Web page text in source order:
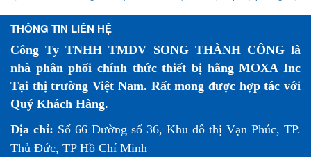
THÔNG TIN LIÊN HỆ
Công Ty TNHH TMDV SONG THÀNH CÔNG là
nhà phân phối chính thức thiết bị hãng MOXA Inc
Tại thị trường Việt Nam. Rất mong được hợp tác với
Quý Khách Hàng.
Địa chỉ: Số 66 Đường số 36, Khu đô thị Vạn Phúc, TP.
Thủ Đức, TP Hồ Chí Minh